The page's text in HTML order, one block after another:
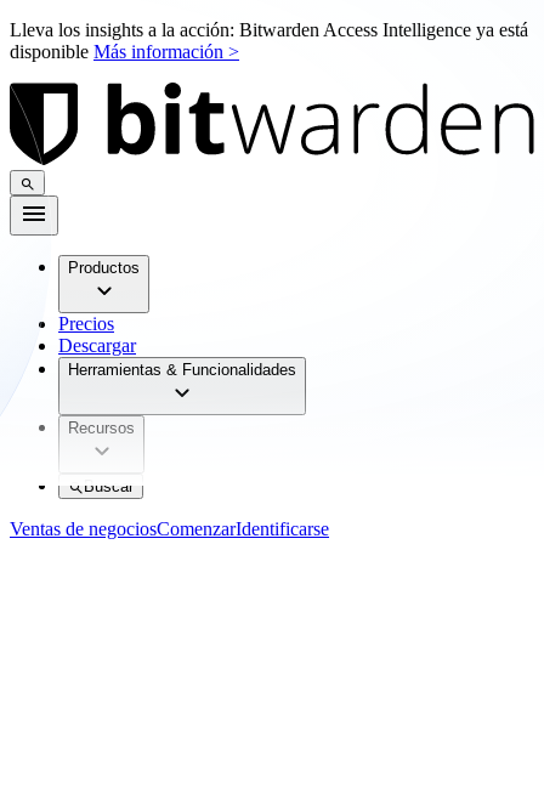
Lleva los insights a la acción: Bitwarden Access Intelligence ya está
disponible Más información >
Productos
Precios
Descargar
Herramientas & Funcionalidades
Recursos
Buscar
Ventas de negociosComenzarIdentificarse